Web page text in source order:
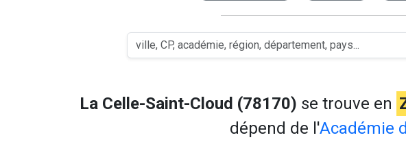
La Celle-Saint-Cloud (78170) se trouve en
dépend de l'Académie